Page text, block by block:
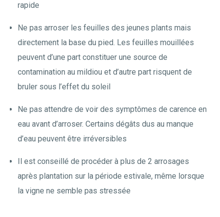
rapide
Ne pas arroser les feuilles des jeunes plants mais
directement la base du pied. Les feuilles mouillées
peuvent d’une part constituer une source de
contamination au mildiou et d’autre part risquent de
bruler sous l’effet du soleil
Ne pas attendre de voir des symptômes de carence en
eau avant d’arroser. Certains dégâts dus au manque
d’eau peuvent être irréversibles
Il est conseillé de procéder à plus de 2 arrosages
après plantation sur la période estivale, même lorsque
la vigne ne semble pas stressée